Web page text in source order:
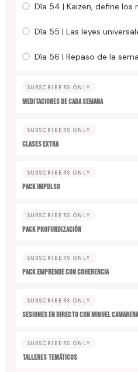
Día 54 | Kaizen, define los
Día 55 | Las leyes
Día 56 | Repaso de la
SUBSCRIBERS ONLY
MEDITACIONES DE CADA SEMANA
SUBSCRIBERS ONLY
CLASES EXTRA
SUBSCRIBERS ONLY
PACK IMPULSO
SUBSCRIBERS ONLY
PACK PROFUNDIZACIÓN
SUBSCRIBERS ONLY
PACK EMPRENDE CON COHERENCIA
SUBSCRIBERS ONLY
SESIONES EN DIRECTO CON MIGUEL CAMARENA
SUBSCRIBERS ONLY
TALLERES TEMÁTICOS